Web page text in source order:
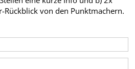
von den Punktmachern.